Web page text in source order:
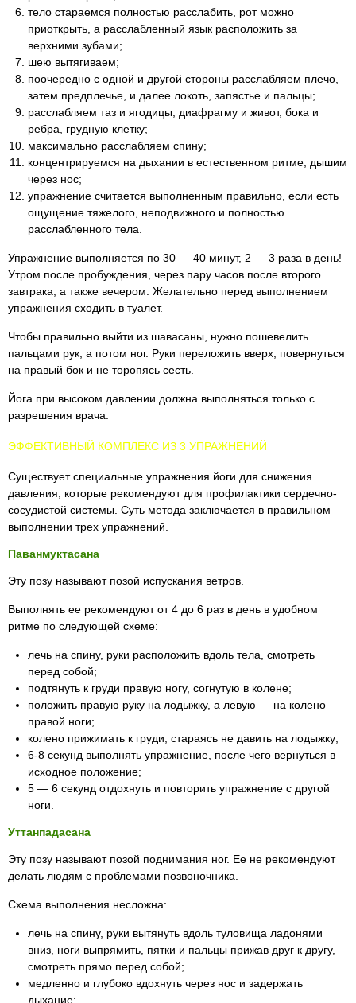
тело стараемся полностью расслабить, рот можно
приоткрыть, а расслабленный язык расположить за
верхними зубами;
шею вытягиваем;
поочередно с одной и другой стороны расслабляем плечо,
затем предплечье, и далее локоть, запястье и пальцы;
расслабляем таз и ягодицы, диафрагму и живот, бока и
ребра, грудную клетку;
максимально расслабляем спину;
концентрируемся на дыхании в естественном ритме, дышим
через нос;
упражнение считается выполненным правильно, если есть
ощущение тяжелого, неподвижного и полностью
расслабленного тела.
Упражнение выполняется по 30 — 40 минут, 2 — 3 раза в день!
Утром после пробуждения, через пару часов после второго
завтрака, а также вечером. Желательно перед выполнением
упражнения сходить в туалет.
Чтобы правильно выйти из шавасаны, нужно пошевелить
пальцами рук, а потом ног. Руки переложить вверх, повернуться
на правый бок и не торопясь сесть.
Йога при высоком давлении должна выполняться только с
разрешения врача.
ЭФФЕКТИВНЫЙ КОМПЛЕКС ИЗ 3 УПРАЖНЕНИЙ
Существует специальные упражнения йоги для снижения
давления, которые рекомендуют для профилактики сердечно-
сосудистой системы. Суть метода заключается в правильном
выполнении трех упражнений.
Паванмуктасана
Эту позу называют позой испускания ветров.
Выполнять ее рекомендуют от 4 до 6 раз в день в удобном
ритме по следующей схеме:
лечь на спину, руки расположить вдоль тела, смотреть
перед собой;
подтянуть к груди правую ногу, согнутую в колене;
положить правую руку на лодыжку, а левую — на колено
правой ноги;
колено прижимать к груди, стараясь не давить на лодыжку;
6-8 секунд выполнять упражнение, после чего вернуться в
исходное положение;
5 — 6 секунд отдохнуть и повторить упражнение с другой
ноги.
Уттанпадасана
Эту позу называют позой поднимания ног. Ее не рекомендуют
делать людям с проблемами позвоночника.
Схема выполнения несложна:
лечь на спину, руки вытянуть вдоль туловища ладонями
вниз, ноги выпрямить, пятки и пальцы прижав друг к другу,
смотреть прямо перед собой;
медленно и глубоко вдохнуть через нос и задержать
дыхание;